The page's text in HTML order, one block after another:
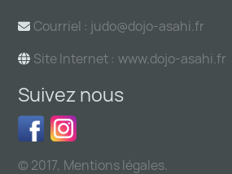
Courriel : judo@dojo-asahi.fr
Site Internet : www.dojo-asahi.fr
Suivez nous
© 2017, Mentions légales.